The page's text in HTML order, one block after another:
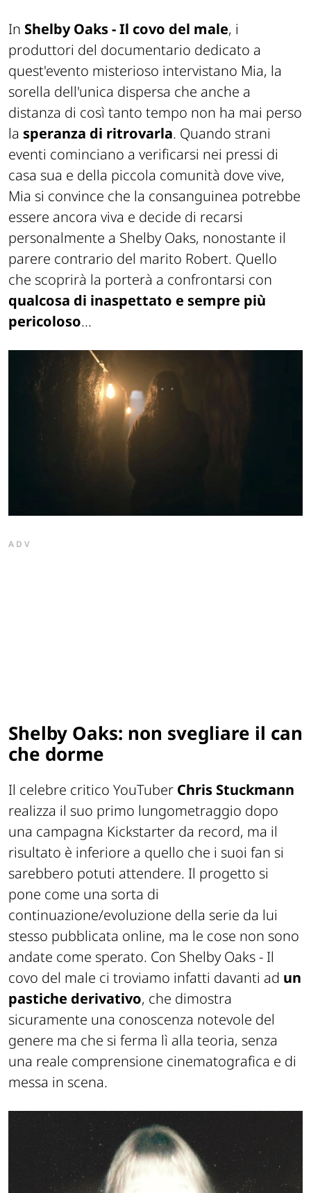
In Shelby Oaks - Il covo del male, i
produttori del documentario dedicato a
quest'evento misterioso intervistano Mia, la
sorella dell'unica dispersa che anche a
distanza di così tanto tempo non ha mai perso
la speranza di ritrovarla. Quando strani
eventi cominciano a verificarsi nei pressi di
casa sua e della piccola comunità dove vive,
Mia si convince che la consanguinea potrebbe
essere ancora viva e decide di recarsi
personalmente a Shelby Oaks, nonostante il
parere contrario del marito Robert. Quello
che scoprirà la porterà a confrontarsi con
qualcosa di inaspettato e sempre più
pericoloso...
ADV
Shelby Oaks: non svegliare il can
che dorme
Il celebre critico YouTuber Chris Stuckmann
realizza il suo primo lungometraggio dopo
una campagna Kickstarter da record, ma il
risultato è inferiore a quello che i suoi fan si
sarebbero potuti attendere. Il progetto si
pone come una sorta di
continuazione/evoluzione della serie da lui
stesso pubblicata online, ma le cose non sono
andate come sperato. Con Shelby Oaks - Il
covo del male ci troviamo infatti davanti ad un
pastiche derivativo, che dimostra
sicuramente una conoscenza notevole del
genere ma che si ferma lì alla teoria, senza
una reale comprensione cinematografica e di
messa in scena.